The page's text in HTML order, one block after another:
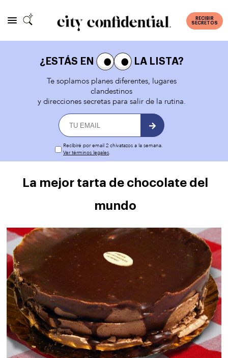
RECIBIR
SECRETOS
¿ESTÁS EN
LA LISTA?
Te soplamos planes diferentes, lugares
clandestinos
y direcciones secretas para salir de la rutina.
Recibiré por email 2 chivatazos a la semana.
Ver términos legales.
La mejor tarta de chocolate del
mundo